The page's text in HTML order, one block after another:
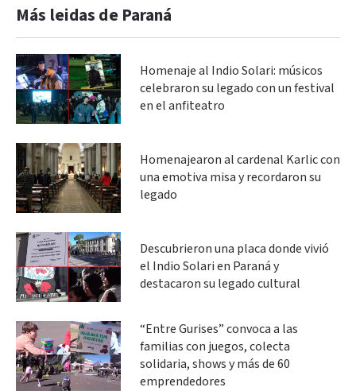
Más leidas de Paraná
Homenaje al Indio Solari: músicos
celebraron su legado con un festival
en el anfiteatro
Homenajearon al cardenal Karlic con
una emotiva misa y recordaron su
legado
Descubrieron una placa donde vivió
el Indio Solari en Paraná y
destacaron su legado cultural
“Entre Gurises” convoca a las
familias con juegos, colecta
solidaria, shows y más de 60
emprendedores